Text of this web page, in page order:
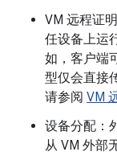
VM 远程证
任设备上运
如，客户端
型仅会直接
请参阅 VM
设备分配：
从 VM 外部